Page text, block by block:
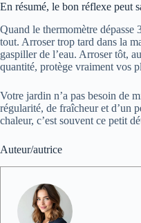
En résumé, le bon réflexe peut
Quand le thermomètre dépasse
tout. Arroser trop tard dans la
gaspiller de l’eau. Arroser tôt,
quantité, protège vraiment vos
Votre jardin n’a pas besoin de
régularité, de fraîcheur et d’un
chaleur, c’est souvent ce petit
Auteur/autrice